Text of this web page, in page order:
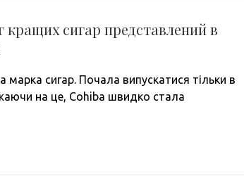
кращих сигар представлений в
марка сигар. Почала випускатися тільки в
на це, Cohiba швидко стала